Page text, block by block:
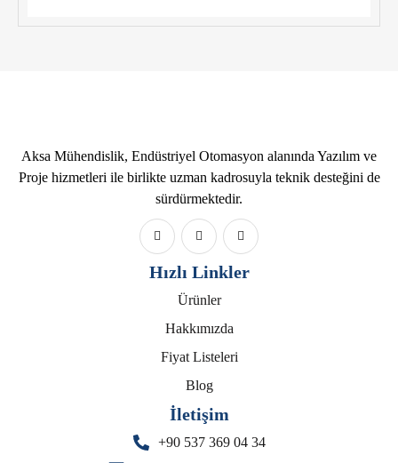
Aksa Mühendislik, Endüstriyel Otomasyon alanında Yazılım ve
Proje hizmetleri ile birlikte uzman kadrosuyla teknik desteğini de
sürdürmektedir.
Hızlı Linkler
Ürünler
Hakkımızda
Fiyat Listeleri
Blog
İletişim
+90 537 369 04 34